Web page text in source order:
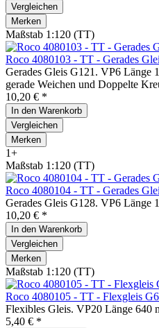
Vergleichen
Merken
Maßstab 1:120 (TT)
Roco 4080103 - TT - Gerades
Gerades Gleis G121. VP6 Länge
gerade Weichen und Doppelte
10,20 € *
In den Warenkorb
Vergleichen
Merken
1+
Maßstab 1:120 (TT)
Roco 4080104 - TT - Gerades
Gerades Gleis G128. VP6 Länge
10,20 € *
In den Warenkorb
Vergleichen
Merken
Maßstab 1:120 (TT)
Roco 4080105 - TT - Flexgleis
Flexibles Gleis. VP20 Länge 640
5,40 € *